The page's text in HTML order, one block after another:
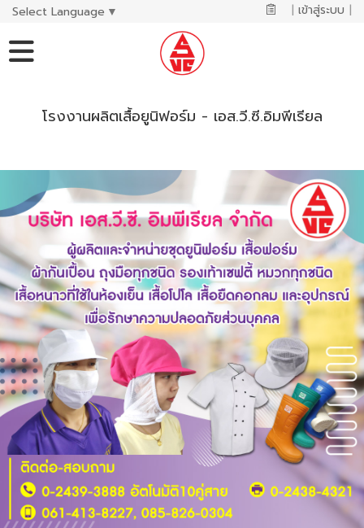
Select Language ▼ | เข้าสู่ระบบ |
โรงงานผลิตเสื้อยูนิฟอร์ม - เอส.วี.ซี.อิมพีเรียล